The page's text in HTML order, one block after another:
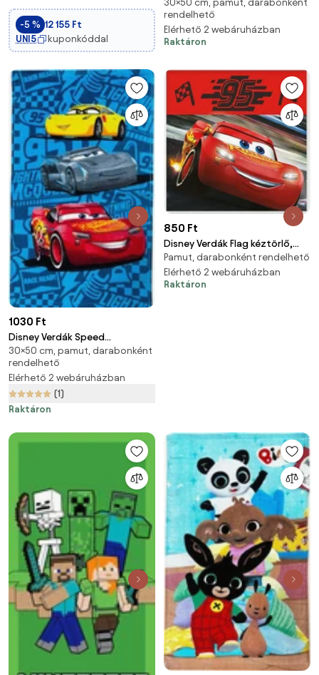
Leszerelhető Potty Fogantyú a
WC Betanításhoz, WC
Szótaláló 0,5-3 Éves Kicsi
-5 % 12 155 Ft
UNI5
kuponkóddal
arctörlő, törölköző 30x50cm
30×50 cm, pamut, darabonként
rendelhető
Elérhető 2 webáruházban
Raktáron
1030 Ft
Disney Verdák Speed
Champions kéztörlő, arctörlő,
törölköző 30x50 cm
30×50 cm, pamut, darabonként
rendelhető
Elérhető 2 webáruházban
(1)
Raktáron
850 Ft
Disney Verdák Flag kéztörlő,
arctörlő, törölköző 30x30cm
Pamut, darabonként rendelhető
Elérhető 2 webáruházban
Raktáron